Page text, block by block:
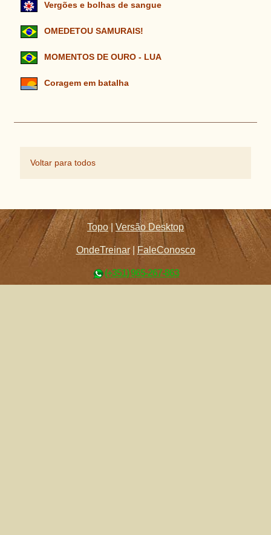
Vergões e bolhas de sangue
OMEDETOU SAMURAIS!
MOMENTOS DE OURO - LUA
Coragem em batalha
Voltar para todos
Topo |Versão Desktop
OndeTreinar| FaleConosco
(+351) 965-267-863